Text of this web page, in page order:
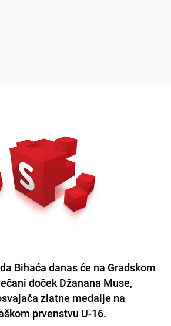
Bihaća danas će na Gradskom
doček Džanana Muse,
zlatne medalje na
prvenstvu U-16.